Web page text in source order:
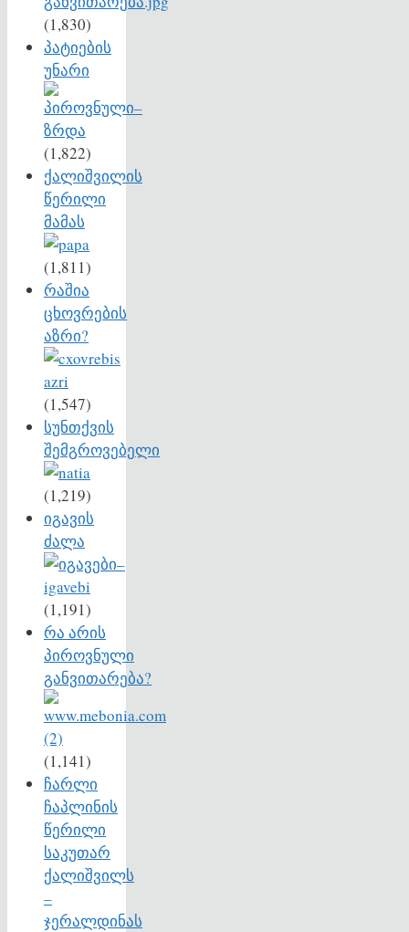
(1,830)
პატიების
უნარი
(1,822)
ქალიშვილის
წერილი
მამას
(1,811)
რაშია
ცხოვრების
აზრი?
(1,547)
სუნთქვის
შემგროვებელი
(1,219)
იგავის
ძალა
(1,191)
რა არის
პიროვნული
განვითარება?
(1,141)
ჩარლი
ჩაპლინის
წერილი
საკუთარ
ქალიშვილს
–
ჯერალდინას